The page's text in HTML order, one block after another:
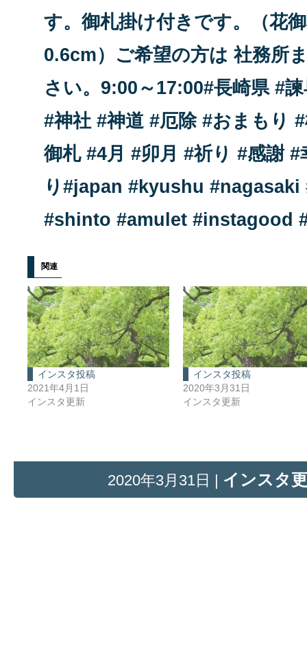
関連
インスタ投稿
2021年4月1日
インスタ更新
インスタ投稿
2020年3月31日
インスタ更新
2020年3月31日 | インスタ